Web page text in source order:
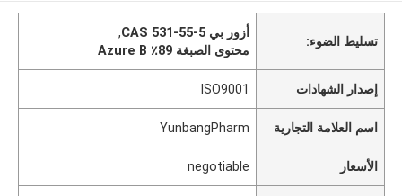
تسليط الضوء:
أزور بي CAS 531-55-5
,
محتوى الصبغة 89٪ Azure B
إصدار الشهادات ISO9001
اسم العلامة التجارية YunbangPharm
الأسعار negotiable